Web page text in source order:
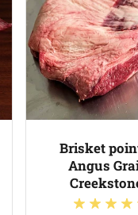
Brisket
Angus